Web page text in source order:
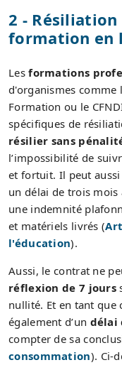
2 -
formation en
Lesformations
d'organismes comme
Formation ou le
spécifiques de
résilier sans
l’impossibilité de
et fortuit. Il peut
un délai de trois mois
une indemnité
et matériels livrés (
l'éducation).
Aussi, le contrat ne
réflexion de 7 jours
nullité. Et en tant que
également d’un délai
compter de sa
consommation). Ci-